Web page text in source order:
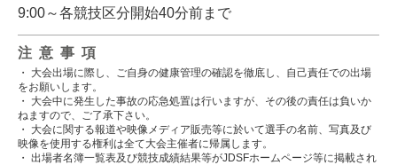
9:00～各競技区分開始40分前まで
注意事項
・ 大会出場に際し、ご自身の健康管理の確認を徹底し、自己責任での出場
をお願いします。
・ 大会中に発生した事故の応急処置は行いますが、その後の責任は負いか
ねますので、ご了承下さい。
・ 大会に関する報道や映像メディア販売等に於いて選手の名前、写真及び
映像を使用する権利は全て大会主催者に帰属します。
・ 出場者名簿一覧表及び競技成績結果等がJDSFホームページ等に掲載され